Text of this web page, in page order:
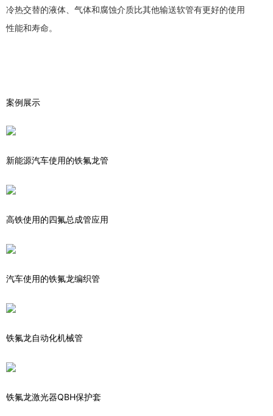
冷热交替的液体、气体和腐蚀介质比其他输送软管有更好的使用
性能和寿命。
案例展示
新能源汽车使用的铁氟龙管
高铁使用的四氟总成管应用
汽车使用的铁氟龙编织管
铁氟龙自动化机械管
铁氟龙激光器QBH保护套